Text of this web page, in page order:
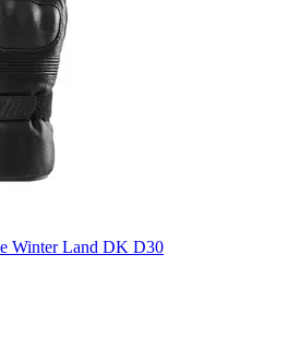
Winter Land DK D30